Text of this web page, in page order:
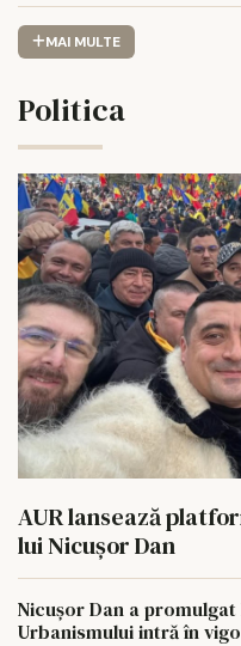
MAI MULTE
Politica
AUR lansează
lui Nicușor Dan
Nicușor Dan a promulgat
Urbanismului intră în